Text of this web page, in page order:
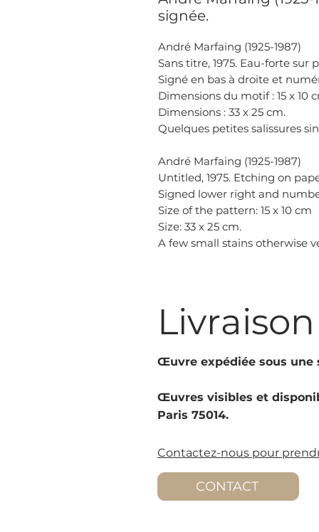
signée.
André Marfaing (1925-1987)
Sans titre, 1975. Eau-forte sur
Signé en bas à droite et
Dimensions du motif : 15 x 10
Dimensions : 33 x 25 cm.
Quelques petites salissures
André Marfaing (1925-1987)
Untitled, 1975. Etching on
Signed lower right and
Size of the pattern: 15 x 10 cm
Size: 33 x 25 cm.
A few small stains otherwise
Livraison
Œuvre expédiée sous une
Œuvres visibles et
Paris 75014.
Contactez-nous pour
CONTACT